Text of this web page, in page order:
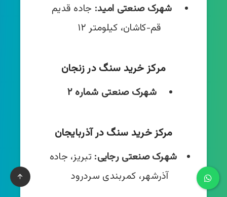
شهرک صنعتی امید: جاده قدیم
قم-کاشان، کیلومتر ۱۲
مر‌کز خرید سنگ در زنجان
شهرک صنعتی شماره ۲
مرکز خرید سنگ در آذربایجان
شهرک صنعتی رجایی: تبریز، جاده
آذرشهر، کمربندی سردرود